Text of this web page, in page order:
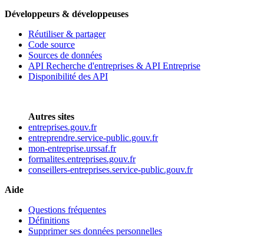
Développeurs & développeuses
Réutiliser & partager
Code source
Sources de données
API Recherche d'entreprises & API Entreprise
Disponibilité des API
Autres sites
entreprises.gouv.fr
entreprendre.service-public.gouv.fr
mon-entreprise.urssaf.fr
formalites.entreprises.gouv.fr
conseillers-entreprises.service-public.gouv.fr
Aide
Questions fréquentes
Définitions
Supprimer ses données personnelles